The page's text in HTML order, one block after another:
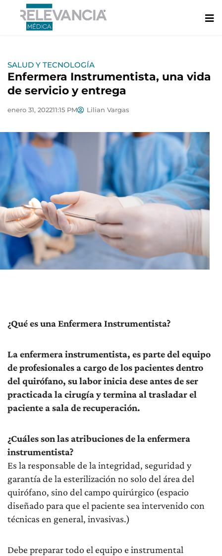
contenido
SALUD Y TECNOLOGÍA
Enfermera Instrumentista, una vida
de servicio y entrega
enero 31, 202211:15 PM Lilian Vargas
¿Qué es una Enfermera Instrumentista?
La enfermera instrumentista, es parte del equipo
de profesionales a cargo de los pacientes dentro
del quirófano, su labor inicia dese antes de ser
practicada la cirugía y termina al trasladar el
paciente a sala de recuperación.
¿Cuáles son las atribuciones de la enfermera
instrumentista?
Es la responsable de la integridad, seguridad y
garantía de la esterilización no solo del área del
quirófano, sino del campo quirúrgico (espacio
diseñado para que el paciente sea intervenido con
técnicas en general, invasivas.)
Debe preparar todo el equipo e instrumental